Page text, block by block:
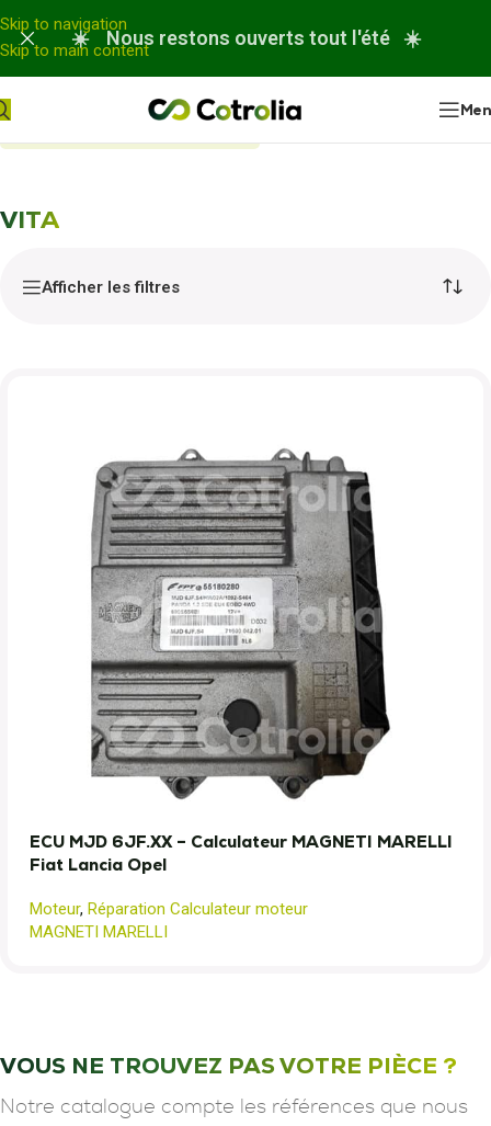
Panneau de gestion des cookies
Skip to navigation
Skip to main content
☀️ Nous restons ouverts tout l'été ☀️
VITA
Afficher les filtres
ECU MJD 6JF.XX – Calculateur MAGNETI MARELLI
Fiat Lancia Opel
Moteur, Réparation Calculateur moteur
MAGNETI MARELLI
VOUS NE TROUVEZ PAS VOTRE PIÈCE ?
Notre catalogue compte les références que nous